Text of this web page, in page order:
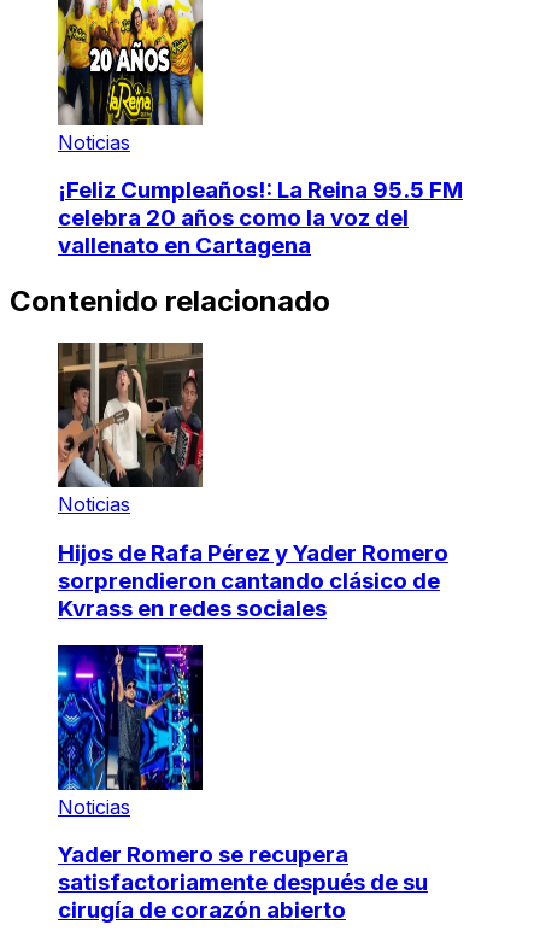
Noticias
¡Feliz Cumpleaños!: La Reina 95.5 FM
celebra 20 años como la voz del
vallenato en Cartagena
Contenido relacionado
Noticias
Hijos de Rafa Pérez y Yader Romero
sorprendieron cantando clásico de
Kvrass en redes sociales
Noticias
Yader Romero se recupera
satisfactoriamente después de su
cirugía de corazón abierto